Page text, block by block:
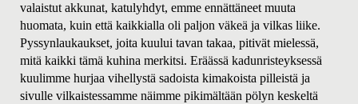
valaistut akkunat, katulyhdyt, emme ennättäneet muuta
huomata, kuin että kaikkialla oli paljon väkeä ja vilkas liike.
Pyssynlaukaukset, joita kuului tavan takaa, pitivät mielessä,
mitä kaikki tämä kuhina merkitsi. Eräässä kadunristeyksessä
kuulimme hurjaa vihellystä sadoista kimakoista pilleistä ja
sivulle vilkaistessamme näimme pikimältään pölyn keskeltä